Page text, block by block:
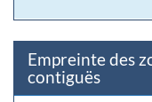
Empreinte des
contiguës